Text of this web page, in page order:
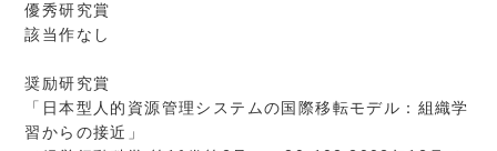
優秀研究賞
該当作なし
奨励研究賞
「日本型人的資源管理システムの国際移転モデル：組織学
習からの接近」